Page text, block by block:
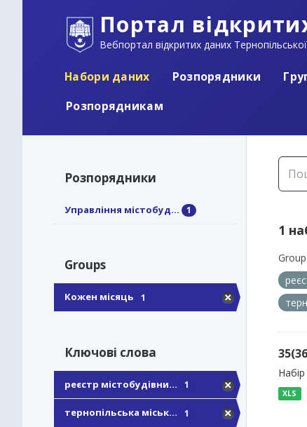
Портал
Вебпортал відкритих даних
Набори даних Розпорядники
Розпорядникам
Розпорядники
Управління містобуд... 1
Groups
Кожен місяць 1
Ключові слова
реєстр містобудівни... 1
тернопільська міськ... 1
1
XLS